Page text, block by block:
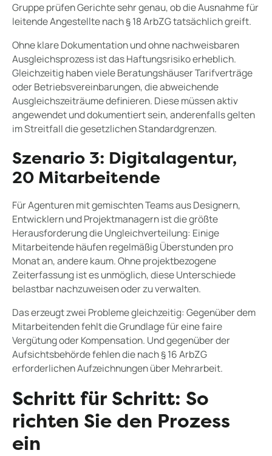
Gruppe prüfen Gerichte sehr genau, ob die Ausnahme für
leitende Angestellte nach § 18 ArbZG tatsächlich greift.
Ohne klare Dokumentation und ohne nachweisbaren
Ausgleichsprozess ist das Haftungsrisiko erheblich.
Gleichzeitig haben viele Beratungshäuser Tarifverträge
oder Betriebsvereinbarungen, die abweichende
Ausgleichszeiträume definieren. Diese müssen aktiv
angewendet und dokumentiert sein, anderenfalls gelten
im Streitfall die gesetzlichen Standardgrenzen.
Szenario 3: Digitalagentur,
20 Mitarbeitende
Für Agenturen mit gemischten Teams aus Designern,
Entwicklern und Projektmanagern ist die größte
Herausforderung die Ungleichverteilung: Einige
Mitarbeitende häufen regelmäßig Überstunden pro
Monat an, andere kaum. Ohne projektbezogene
Zeiterfassung ist es unmöglich, diese Unterschiede
belastbar nachzuweisen oder zu verwalten.
Das erzeugt zwei Probleme gleichzeitig: Gegenüber dem
Mitarbeitenden fehlt die Grundlage für eine faire
Vergütung oder Kompensation. Und gegenüber der
Aufsichtsbehörde fehlen die nach § 16 ArbZG
erforderlichen Aufzeichnungen über Mehrarbeit.
Schritt für Schritt: So
richten Sie den Prozess
ein